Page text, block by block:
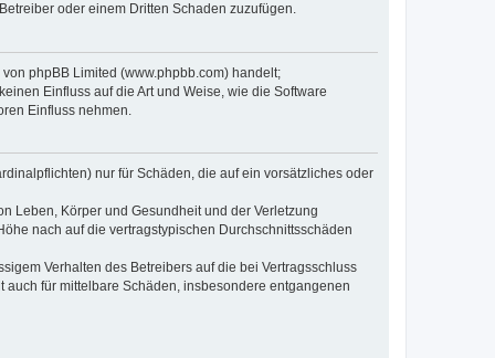
oder einem Dritten Schaden zuzufügen.
phpBB Limited (www.phpbb.com) handelt;
Einfluss auf die Art und Weise, wie die Software
Einfluss nehmen.
nur für Schäden, die auf ein vorsätzliches oder
Leben, Körper und Gesundheit und der Verletzung
nach auf die vertragstypischen Durchschnittsschäden
Verhalten des Betreibers auf die bei Vertragsschluss
für mittelbare Schäden, insbesondere entgangenen